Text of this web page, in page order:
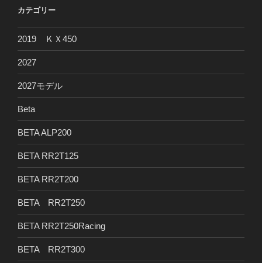
カテゴリー
2019 ＫＸ450
2027
2027モデル
Beta
BETA ALP200
BETA RR2T125
BETA RR2T200
BETA RR2T250
BETA RR2T250Racing
BETA RR2T300